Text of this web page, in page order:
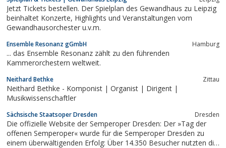
Künstler ganz aus der...
Jetzt Tickets bestellen. Der Spielplan des Gewandhaus zu Leipzig
beinhaltet Konzerte, Highlights und Veranstaltungen vom
Gewandhausorchester u.v.m.
Ensemble Resonanz gGmbH Hamburg
... das Ensemble Resonanz zählt zu den führenden
Kammerorchestern weltweit.
Neithard Bethke Zittau
Neithard Bethke - Komponist | Organist | Dirigent |
Musikwissenschaftler
Sächsische Staatsoper Dresden Dresden
Die offizielle Website der Semperoper Dresden: Der »Tag der
offenen Semperoper« wurde für die Semperoper Dresden zu
einem überwältigenden Erfolg: Über 14.350 Besucher nutzten die